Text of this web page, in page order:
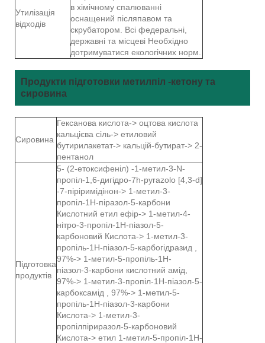
Утилізація
відходів
в хімічному спалюванні
оснащений післяпавом та
скрубатором. Всі федеральні,
державні та місцеві Необхідно
дотримуватися екологічних норм.
Продукти підготовки метилпіл -кетону та
сировина
Сировина
Гексанова кислота-> оцтова кислота
кальцієва сіль-> етиловий
бутирилакетат-> кальцій-бутират-> 2-
пентанол
Підготовка
продуктів
5- (2-етоксифеніл) -1-метил-3-N-
пропіл-1,6-дигідро-7h-pyrazolo [4,3-d]
-7-піріримідінон-> 1-метил-3-
пропіл-1Н-піразол-5-карбони
Кислотний етил ефір-> 1-метил-4-
нітро-3-пропіл-1Н-піазол-5-
карбоновий Кислота-> 1-метил-3-
пропіль-1Н-піазол-5-карбогідразид ,
97%-> 1-метил-5-пропіль-1Н-
піазол-3-карбони кислотний амід,
97%-> 1-метил-3-пропіл-1Н-піазол-5-
карбоксамід , 97%-> 1-метил-5-
пропіль-1Н-піазол-3-карбони
Кислота-> 1-метил-3-
пропілпіриразол-5-карбоновий
Кислота-> етил 1-метил-5-пропіл-1Н-